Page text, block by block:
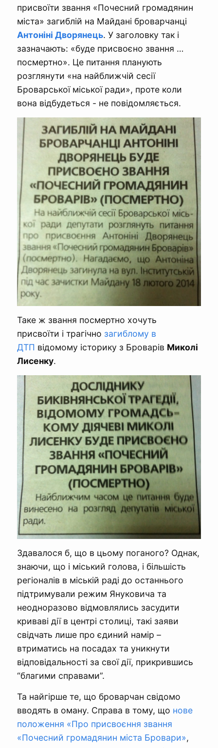
присвоїти звання «Почесний громадянин
міста» загиблій на Майдані броварчанці
Антоніні Дворянець. У заголовку так і
зазначають: «буде присвоєно звання …
посмертно». Це питання планують
розглянути «на найближчій сесії
Броварської міської ради», проте коли
вона відбудеться - не повідомляється.
Таке ж звання посмертно хочуть
присвоїти і трагічно загиблому в
ДТП відомому історику з Броварів Миколі
Лисенку.
Здавалося б, що в цьому поганого? Однак,
знаючи, що і міський голова, і більшість
регіоналів в міській раді до останнього
підтримували режим Януковича та
неодноразово відмовлялись засудити
криваві дії в центрі столиці, такі заяви
свідчать лише про єдиний намір –
втриматись на посадах та уникнути
відповідальності за свої дії, прикрившись
“благими справами”.
Та найгірше те, що броварчан свідомо
вводять в оману. Справа в тому, що нове
положення «Про присвоєння звання
«Почесний громадянин міста Бровари»,